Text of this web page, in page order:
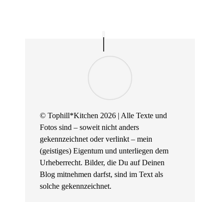
© Tophill*Kitchen 2026 | Alle Texte und
Fotos sind – soweit nicht anders
gekennzeichnet oder verlinkt – mein
(geistiges) Eigentum und unterliegen dem
Urheberrecht. Bilder, die Du auf Deinen
Blog mitnehmen darfst, sind im Text als
solche gekennzeichnet.